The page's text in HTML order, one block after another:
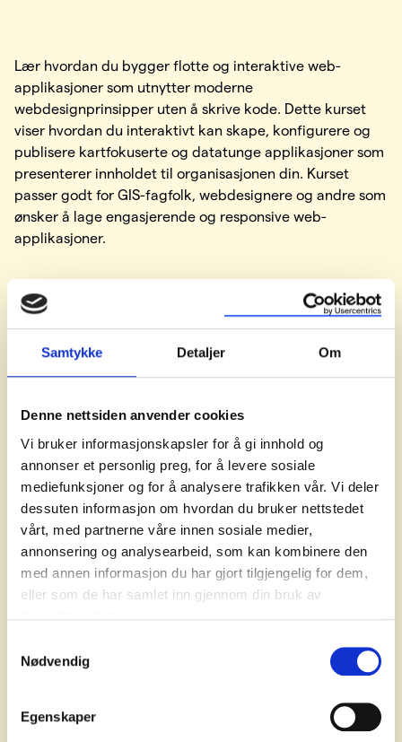
Samtykke Detaljer Om
Denne nettsiden anvender cookies
Vi bruker informasjonskapsler for å gi innhold og
annonser et personlig preg, for å levere sosiale
mediefunksjoner og for å analysere trafikken vår. Vi deler
dessuten informasjon om hvordan du bruker nettstedet
vårt, med partnerne våre innen sosiale medier,
annonsering og analysearbeid, som kan kombinere den
med annen informasjon du har gjort tilgjengelig for dem,
eller som de har samlet inn gjennom din bruk av
Nødvendig
Egenskaper
Lær hvordan du bygger flotte og interaktive web-
applikasjoner som utnytter moderne
webdesignprinsipper uten å skrive kode. Dette kurset
viser hvordan du interaktivt kan skape, konfigurere og
publisere kartfokuserte og datatunge applikasjoner som
presenterer innholdet til organisasjonen din. Kurset
passer godt for GIS-fagfolk, webdesignere og andre som
ønsker å lage engasjerende og responsive web-
applikasjoner.
målgruppen og formålet.
widgets for å muliggjøre interaksjon for
brukerne med organisasjonens web kart, samt 2D-
og 3D-data.
Konfigurer
widgets for å gi datadrevet funksjonalitet
over flere sider.
, forhåndsvis og publiser appene dine for bruk på
ulike enheter.
Målgruppe
Alle som er intreressert i å bygge web apps i fremtiden,